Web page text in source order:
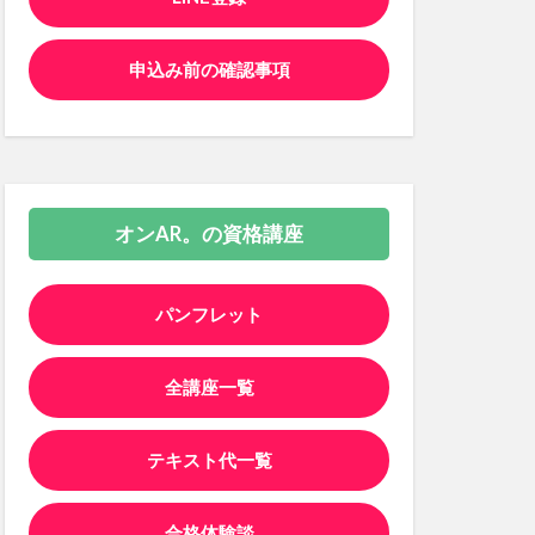
申込み前の確認事項
オンAR。の資格講座
パンフレット
全講座一覧
テキスト代一覧